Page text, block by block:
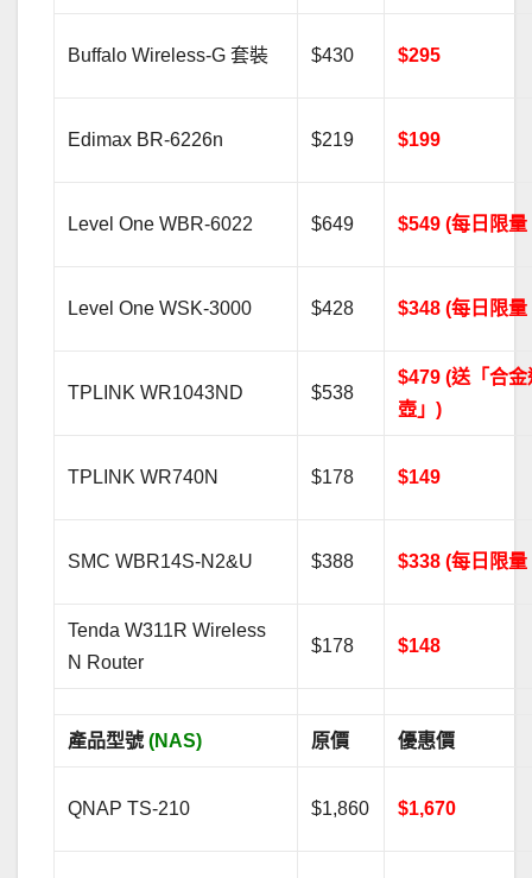
Buffalo Wireless-G 套裝 $430 $295
Edimax BR-6226n $219 $199
Level One WBR-6022 $649 $549 (每日限量
Level One WSK-3000 $428 $348 (每日限量
TPLINK WR1043ND $538
$479 (送「合金
壺」)
TPLINK WR740N $178 $149
SMC WBR14S-N2&U $388 $338 (每日限量
Tenda W311R Wireless
N Router
$178 $148
產品型號(NAS) 原價 優惠價
QNAP TS-210 $1,860 $1,670